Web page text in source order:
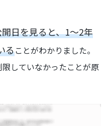
日を見ると、1〜2年
ることがわかりました。
していなかったことが原